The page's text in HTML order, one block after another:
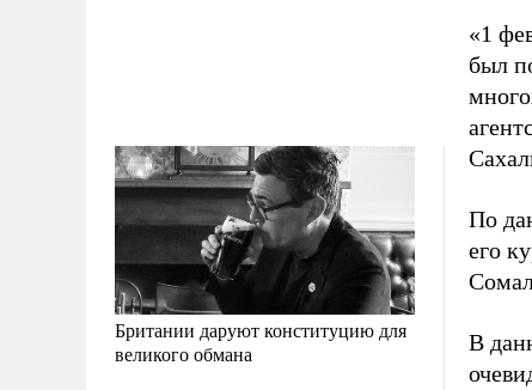
Британии даруют конституцию для
великого обмана
«1
был
По
его
В